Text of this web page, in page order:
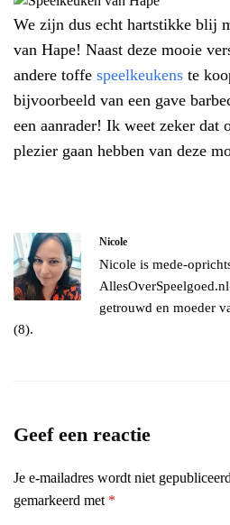
We zijn dus echt hartstikke blij
van Hape! Naast deze mooie
andere toffe speelkeukens te
bijvoorbeeld van een gave
een aanrader! Ik weet zeker dat
plezier gaan hebben van deze
Nicole
Nicole is mede-
getrouwd en moeder
(8).
Geef een reactie
Je e-mailadres wordt niet
gemarkeerd met *